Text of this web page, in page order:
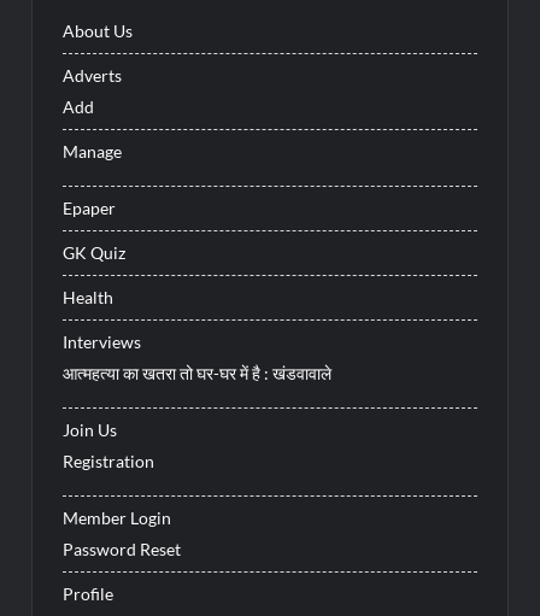
About Us
Adverts
Add
Manage
Epaper
GK Quiz
Health
Interviews
आत्महत्या का खतरा तो घर-घर में है : खंडवावाले
Join Us
Registration
Member Login
Password Reset
Profile